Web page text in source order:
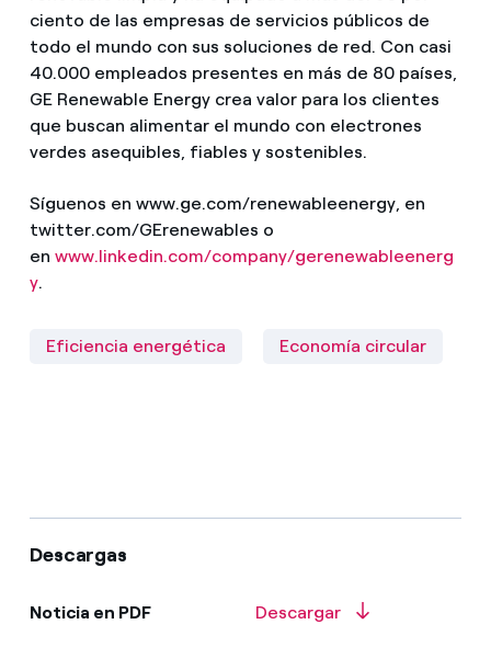
ciento de las empresas de servicios públicos de
todo el mundo con sus soluciones de red. Con casi
40.000 empleados presentes en más de 80 países,
GE Renewable Energy crea valor para los clientes
que buscan alimentar el mundo con electrones
verdes asequibles, fiables y sostenibles.
Síguenos en www.ge.com/renewableenergy, en
twitter.com/GErenewables o
en www.linkedin.com/company/gerenewableenerg
y.
Eficiencia energética Economía circular
Descargas
Noticia en PDF Descargar